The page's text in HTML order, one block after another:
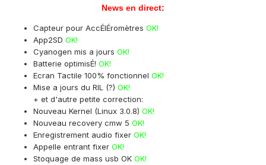
News en direct:
Capteur pour AccÉlÉromètres OK!
App2SD OK!
Cyanogen mis a jours OK!
Batterie optimisÉ! OK!
Ecran Tactile 100% fonctionnel OK!
Mise a jours du RIL (?) OK!
+ et d'autre petite correction:
Nouveau Kernel (Linux 3.0.8) OK!
Nouveau recovery cmw 5 OK!
Enregistrement audio fixer OK!
Appelle entrant fixer OK!
Stoquage de mass usb OK OK!